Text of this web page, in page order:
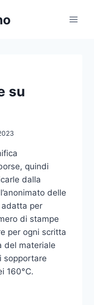
su
quindi
dalla
delle
adatta per
di stampe
per ogni scritta
del materiale
sopportare
160°C.